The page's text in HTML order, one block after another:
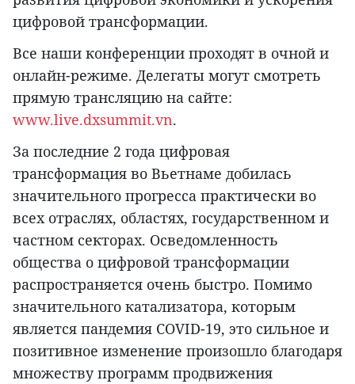
цифровой трансформации.
Все наши конференции проходят в очной и
онлайн-режиме. Делегаты могут смотреть
прямую трансляцию на сайте:
www.live.dxsummit.vn.
За последние 2 года цифровая
трансформация во Вьетнаме добилась
значительного прогресса практически во
всех отраслях, областях, государственном и
частном секторах. Осведомленность
общества о цифровой трансформации
распространяется очень быстро. Помимо
значительного катализатора, которым
является пандемия COVID-19, это сильное и
позитивное изменение произошло благодаря
множеству программ продвижения